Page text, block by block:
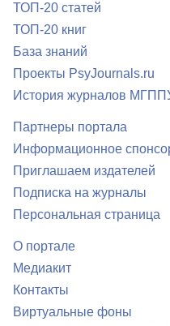
ТОП-20 статей
ТОП-20 книг
База знаний
Проекты PsyJournals.ru
История журналов
Партнеры портала
Информационное
Приглашаем издателей
Подписка на журналы
Персональная страница
О портале
Медиакит
Контакты
Виртуальные фоны